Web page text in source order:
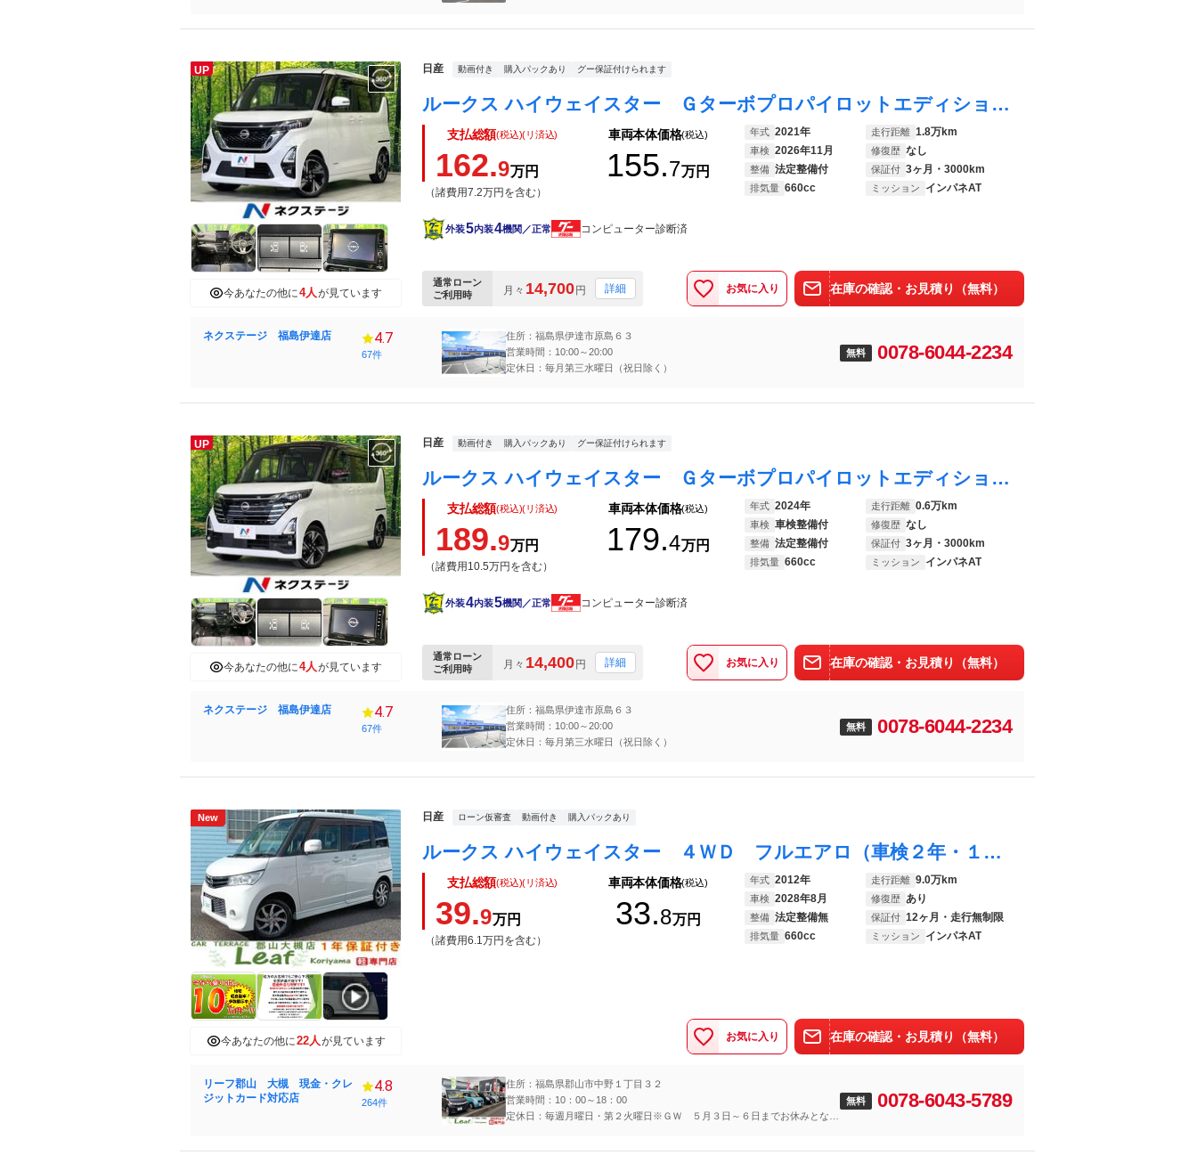
UP
今あなたの他に4人が見ています
日産 動画付き 購入パックあり グー保証付けられます
ルークス ハイウェイスター Ｇターボプロパイロットエディション 両側電動ドア 純正９型ナビ 全周囲カメラ 快適パックＡ 衝突軽減装置 ドラレコ 障害物センサー レーンキープ スマートキー ＬＥＤヘッド＆フォグ ＥＴＣ 電子サイドブレーキ オートブレーキホールド
支払総額(税込)(リ済込)
162.9万円
（諸費用7.2万円を含む）
車両本体価格(税込)
155.7万円
年式 2021年 走行距離 1.8万km
車検 2026年11月 修復歴 なし
整備 法定整備付 保証付 3ヶ月・3000km
排気量 660cc ミッション インパネAT
外装5内装4機関／正常 コンピューター診断済
通常ローン
ご利用時
月々 14,700円 詳細 お気に入り 在庫の確認・お見積り（無料）
ネクステージ 福島伊達店 4.7
67件
住所：福島県伊達市原島６３
営業時間：10:00～20:00
定休日：毎月第三水曜日（祝日除く）
無料 0078-6044-2234
UP
今あなたの他に4人が見ています
日産 動画付き 購入パックあり グー保証付けられます
ルークス ハイウェイスター Ｇターボプロパイロットエディション 両側電動ドア 純正９型ナビ 全周囲カメラ 衝突軽減装置 禁煙車 ２トーンカラー 合皮シート ドラレコ 障害物センサー レーンキープ スマートキー ＬＥＤヘッド＆フォグ ＥＴＣ オートハイビーム
支払総額(税込)(リ済込)
189.9万円
（諸費用10.5万円を含む）
車両本体価格(税込)
179.4万円
年式 2024年 走行距離 0.6万km
車検 車検整備付 修復歴 なし
整備 法定整備付 保証付 3ヶ月・3000km
排気量 660cc ミッション インパネAT
外装4内装5機関／正常 コンピューター診断済
通常ローン
ご利用時
月々 14,400円 詳細 お気に入り 在庫の確認・お見積り（無料）
ネクステージ 福島伊達店 4.7
67件
住所：福島県伊達市原島６３
営業時間：10:00～20:00
定休日：毎月第三水曜日（祝日除く）
無料 0078-6044-2234
New
今あなたの他に22人が見ています
日産 ローン仮審査 動画付き 購入パックあり
ルークス ハイウェイスター ４ＷＤ フルエアロ（車検２年・１年保証・新品バッテリー付）基本装備フル装備 両側スライド左電動ドア 社外モニターオーディオ ＤＶＤ再生 ＡＢＳ 純正１４インチＡＷ タイミングチェーンエンジン
支払総額(税込)(リ済込)
39.9万円
（諸費用6.1万円を含む）
車両本体価格(税込)
33.8万円
年式 2012年 走行距離 9.0万km
車検 2028年8月 修復歴 あり
整備 法定整備無 保証付 12ヶ月・走行無制限
排気量 660cc ミッション インパネAT
お気に入り 在庫の確認・お見積り（無料）
リーフ郡山 大槻 現金・クレ
ジットカード対応店
4.8
264件
住所：福島県郡山市中野１丁目３２
営業時間：10：00～18：00
定休日：毎週月曜日・第２火曜日※ＧＷ ５月３日～６日までお休みとなり
無料 0078-6043-5789